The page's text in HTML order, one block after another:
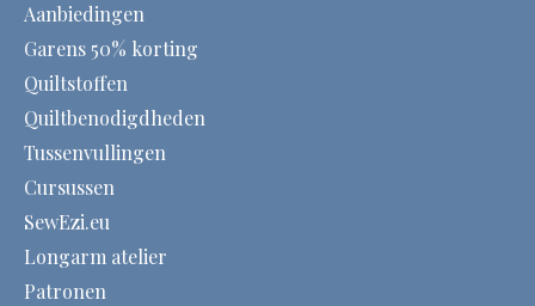
Aanbiedingen
Garens 50% korting
Quiltstoffen
Quiltbenodigdheden
Tussenvullingen
Cursussen
SewEzi.eu
Longarm atelier
Patronen